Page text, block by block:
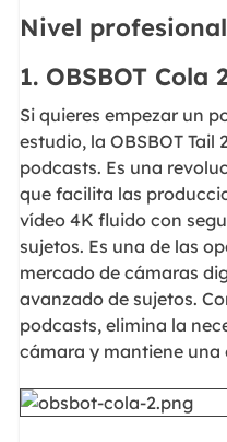
Nivel
1. OBSBOT Cola
Si quieres empezar un
estudio, la OBSBOT
podcasts. Es una
que facilita las
vídeo 4K fluido con
sujetos. Es una de las
mercado de cámaras
avanzado de sujetos.
podcasts, elimina la
cámara y mantiene